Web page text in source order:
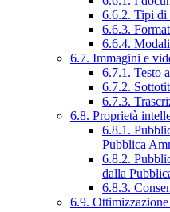
6.6.2. Tipi di
6.6.3.
6.6.4.
6.7. Immagini e
6.7.1. Testo
6.7.2.
6.7.3.
6.8. Proprietà
6.8.1.
Pubblica
6.8.2.
dalla
6.8.3.
6.9.